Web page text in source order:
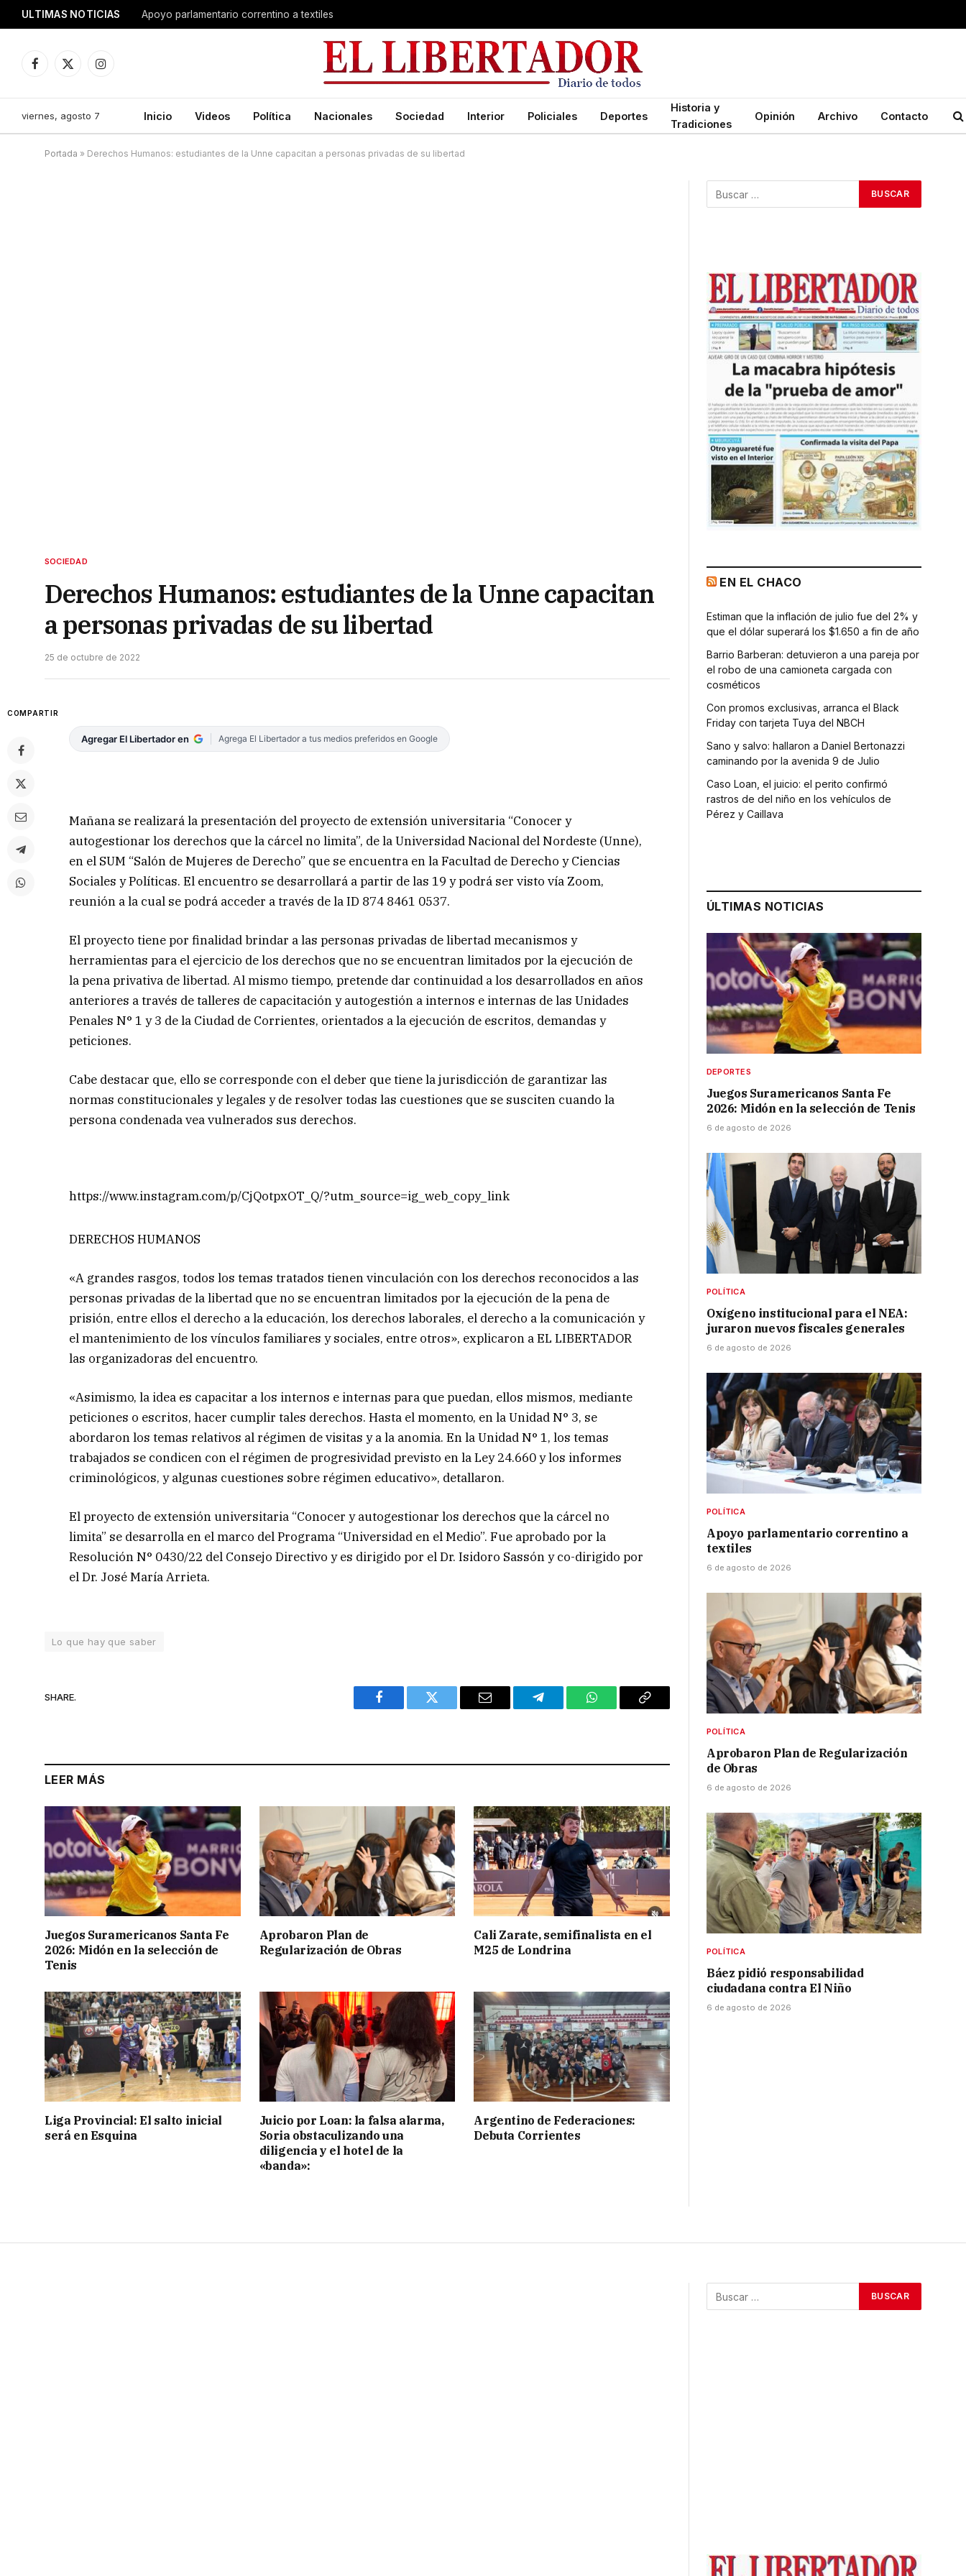
ULTIMAS NOTICIAS Apoyo parlamentario correntino a textiles
Facebook
X
Instagram
viernes, agosto 7 Inicio Videos Política Nacionales Sociedad Interior Policiales Deportes
Historia y
Tradiciones
Opinión Archivo Contacto
Portada » Derechos Humanos: estudiantes de la Unne capacitan a personas privadas de su libertad
SOCIEDAD
Derechos Humanos: estudiantes de la Unne capacitan
a personas privadas de su libertad
25 de octubre de 2022
COMPARTIR
Agregar El Libertador en Agrega El Libertador a tus medios preferidos en Google
Mañana se realizará la presentación del proyecto de extensión universitaria “Conocer y
autogestionar los derechos que la cárcel no limita”, de la Universidad Nacional del Nordeste (Unne),
en el SUM “Salón de Mujeres de Derecho” que se encuentra en la Facultad de Derecho y Ciencias
Sociales y Políticas. El encuentro se desarrollará a partir de las 19 y podrá ser visto vía Zoom,
reunión a la cual se podrá acceder a través de la ID 874 8461 0537.
El proyecto tiene por finalidad brindar a las personas privadas de libertad mecanismos y
herramientas para el ejercicio de los derechos que no se encuentran limitados por la ejecución de
la pena privativa de libertad. Al mismo tiempo, pretende dar continuidad a los desarrollados en años
anteriores a través de talleres de capacitación y autogestión a internos e internas de las Unidades
Penales N° 1 y 3 de la Ciudad de Corrientes, orientados a la ejecución de escritos, demandas y
peticiones.
Cabe destacar que, ello se corresponde con el deber que tiene la jurisdicción de garantizar las
normas constitucionales y legales y de resolver todas las cuestiones que se susciten cuando la
persona condenada vea vulnerados sus derechos.
https://www.instagram.com/p/CjQotpxOT_Q/?utm_source=ig_web_copy_link
DERECHOS HUMANOS
«A grandes rasgos, todos los temas tratados tienen vinculación con los derechos reconocidos a las
personas privadas de la libertad que no se encuentran limitados por la ejecución de la pena de
prisión, entre ellos el derecho a la educación, los derechos laborales, el derecho a la comunicación y
el mantenimiento de los vínculos familiares y sociales, entre otros», explicaron a EL LIBERTADOR
las organizadoras del encuentro.
«Asimismo, la idea es capacitar a los internos e internas para que puedan, ellos mismos, mediante
peticiones o escritos, hacer cumplir tales derechos. Hasta el momento, en la Unidad N° 3, se
abordaron los temas relativos al régimen de visitas y a la anomia. En la Unidad N° 1, los temas
trabajados se condicen con el régimen de progresividad previsto en la Ley 24.660 y los informes
criminológicos, y algunas cuestiones sobre régimen educativo», detallaron.
El proyecto de extensión universitaria “Conocer y autogestionar los derechos que la cárcel no
limita” se desarrolla en el marco del Programa “Universidad en el Medio”. Fue aprobado por la
Resolución N° 0430/22 del Consejo Directivo y es dirigido por el Dr. Isidoro Sassón y co-dirigido por
el Dr. José María Arrieta.
Lo que hay que saber
SHARE.
Facebook Twitter Email Telegram WhatsAppCopy
LEER MÁS
Juegos Suramericanos Santa Fe
2026: Midón en la selección de
Tenis
Aprobaron Plan de
Regularización de Obras
Cali Zarate, semifinalista en el
M25 de Londrina
Liga Provincial: El salto inicial
será en Esquina
Juicio por Loan: la falsa alarma,
Soria obstaculizando una
diligencia y el hotel de la
«banda»:
Argentino de Federaciones:
Debuta Corrientes
EN EL CHACO
Estiman que la inflación de julio fue del 2% y
que el dólar superará los $1.650 a fin de año
Barrio Barberan: detuvieron a una pareja por
el robo de una camioneta cargada con
cosméticos
Con promos exclusivas, arranca el Black
Friday con tarjeta Tuya del NBCH
Sano y salvo: hallaron a Daniel Bertonazzi
caminando por la avenida 9 de Julio
Caso Loan, el juicio: el perito confirmó
rastros de del niño en los vehículos de
Pérez y Caillava
ÚLTIMAS NOTICIAS
DEPORTES
Juegos Suramericanos Santa Fe
2026: Midón en la selección de Tenis
6 de agosto de 2026
POLÍTICA
Oxígeno institucional para el NEA:
juraron nuevos fiscales generales
6 de agosto de 2026
POLÍTICA
Apoyo parlamentario correntino a
textiles
6 de agosto de 2026
POLÍTICA
Aprobaron Plan de Regularización
de Obras
6 de agosto de 2026
POLÍTICA
Báez pidió responsabilidad
ciudadana contra El Niño
6 de agosto de 2026